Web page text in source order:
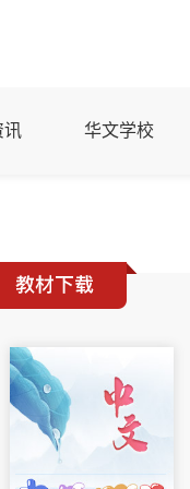
讯 华文学校